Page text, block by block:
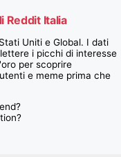
Reddit Italia
Uniti e Global. I dati
i picchi di interesse
per scoprire
e meme prima che